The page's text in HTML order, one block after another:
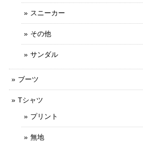
スニーカー
その他
サンダル
ブーツ
Tシャツ
プリント
無地